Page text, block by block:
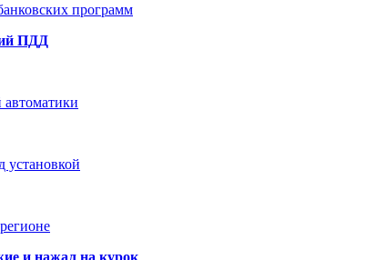
программ
ПДД
установкой
и нажал на курок